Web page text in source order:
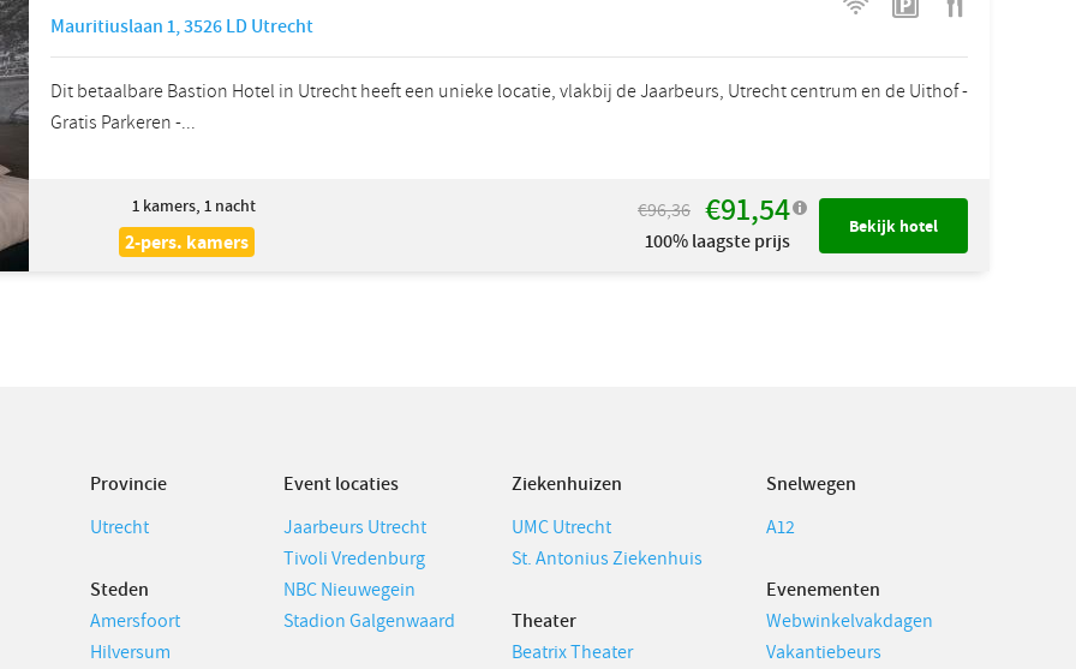
Mauritiuslaan 1,3526 LDUtrecht
Dit betaalbare Bastion Hotel in Utrecht heeft een unieke locatie, vlakbij de Jaarbeurs, Utrecht centrum en de Uithof -
Gratis Parkeren -...
1 kamers, 1 nacht
2-pers. kamers
€96,36 €91,54
100% laagste prijs
Bekijk hotel
Provincie
Utrecht
Steden
Amersfoort
Hilversum
Event locaties Ziekenhuizen
Snelwegen
Jaarbeurs Utrecht
UMC Utrecht
A12
Tivoli Vredenburg
St. Antonius Ziekenhuis
NBC Nieuwegein
Evenementen
Stadion Galgenwaard
Theater
Webwinkelvakdagen
Beatrix Theater
Vakantiebeurs